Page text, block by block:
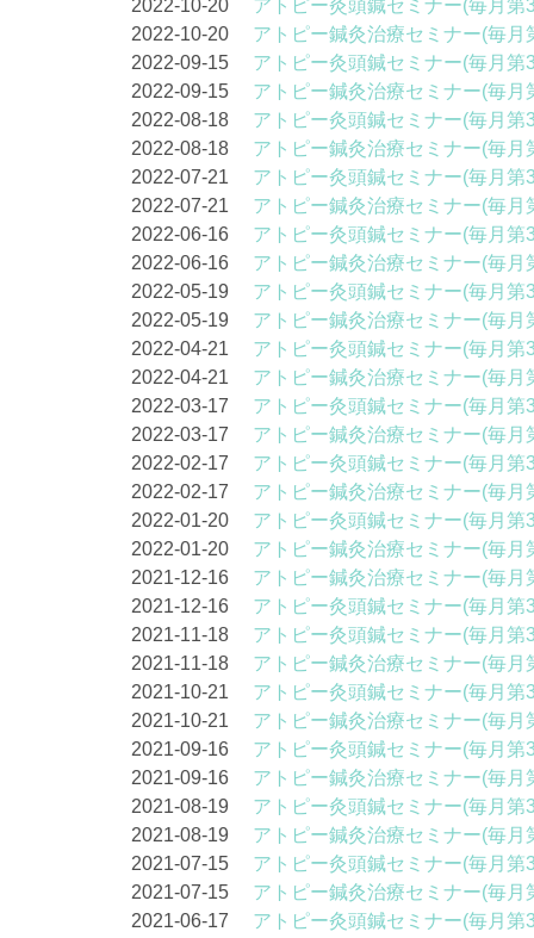
2022-10-20
アトピー灸頭鍼セミナー(毎月第
2022-10-20 アトピー鍼灸治療セミナー(毎月
2022-09-15 アトピー灸頭鍼セミナー(毎月第
2022-09-15 アトピー鍼灸治療セミナー(毎月
2022-08-18 アトピー灸頭鍼セミナー(毎月第
2022-08-18 アトピー鍼灸治療セミナー(毎月
2022-07-21 アトピー灸頭鍼セミナー(毎月第
2022-07-21 アトピー鍼灸治療セミナー(毎月
2022-06-16 アトピー灸頭鍼セミナー(毎月第
2022-06-16 アトピー鍼灸治療セミナー(毎月
2022-05-19 アトピー灸頭鍼セミナー(毎月第
2022-05-19 アトピー鍼灸治療セミナー(毎月
2022-04-21 アトピー灸頭鍼セミナー(毎月第
2022-04-21 アトピー鍼灸治療セミナー(毎月
2022-03-17 アトピー灸頭鍼セミナー(毎月第
2022-03-17 アトピー鍼灸治療セミナー(毎月
2022-02-17 アトピー灸頭鍼セミナー(毎月第
2022-02-17 アトピー鍼灸治療セミナー(毎月
2022-01-20 アトピー灸頭鍼セミナー(毎月第
2022-01-20 アトピー鍼灸治療セミナー(毎月
2021-12-16 アトピー鍼灸治療セミナー(毎月
2021-12-16 アトピー灸頭鍼セミナー(毎月第
2021-11-18 アトピー灸頭鍼セミナー(毎月第
2021-11-18 アトピー鍼灸治療セミナー(毎月
2021-10-21 アトピー灸頭鍼セミナー(毎月第
2021-10-21 アトピー鍼灸治療セミナー(毎月
2021-09-16 アトピー灸頭鍼セミナー(毎月第
2021-09-16 アトピー鍼灸治療セミナー(毎月
2021-08-19 アトピー灸頭鍼セミナー(毎月第
2021-08-19 アトピー鍼灸治療セミナー(毎月
2021-07-15 アトピー灸頭鍼セミナー(毎月第
2021-07-15 アトピー鍼灸治療セミナー(毎月
2021-06-17 アトピー灸頭鍼セミナー(毎月第